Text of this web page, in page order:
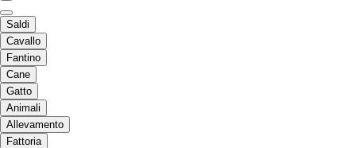
Saldi
Cavallo
Fantino
Cane
Gatto
Animali
Allevamento
Fattoria